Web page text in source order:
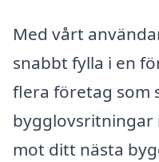
Med vårt
snabbt fylla i en
flera företag som
bygglovsritningar
mot ditt nästa